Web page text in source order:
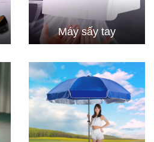
Máy sấy tay